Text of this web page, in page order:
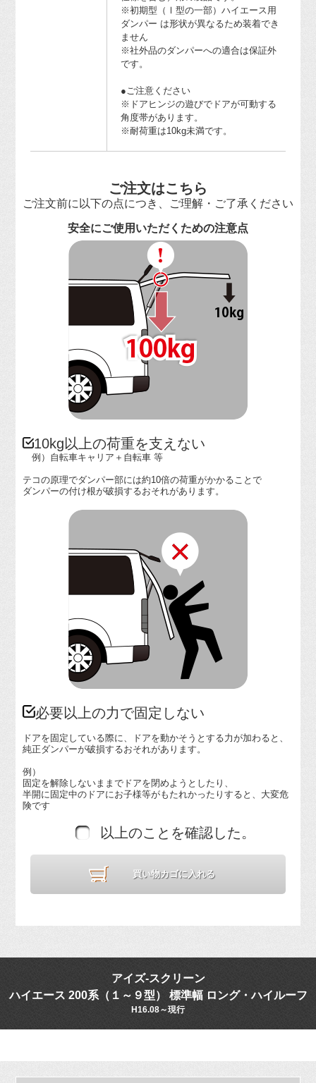
※初期型（Ⅰ型の一部）ハイエース用
ダンパー は形状が異なるため装着でき
ません
※社外品のダンパーへの適合は保証外
です。
●ご注意ください
※ドアヒンジの遊びでドアが可動する
角度帯があります。
※耐荷重は10kg未満です。
ご注文はこちら
ご注文前に以下の点につき、ご理解・ご了承ください
安全にご使用いただくための注意点
10kg以上の荷重を支えない
例）自転車キャリア＋自転車 等
テコの原理でダンパー部には約10倍の荷重がかかることで
ダンパーの付け根が破損するおそれがあります。
必要以上の力で固定しない
ドアを固定している際に、ドアを動かそうとする力が加わると、
純正ダンパーが破損するおそれがあります。
例）
固定を解除しないままでドアを閉めようとしたり、
半開に固定中のドアにお子様等がもたれかったりすると、大変危
険です
以上のことを確認した。
買い物カゴに入れる
アイズ-スクリーン
ハイエース 200系（１～９型） 標準幅 ロング・ハイルーフ
H16.08～現行